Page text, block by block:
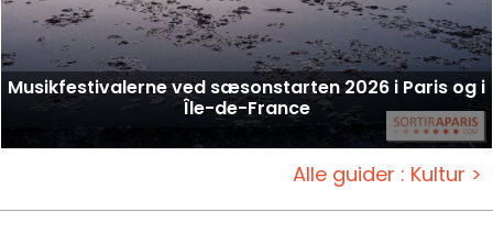
Musikfestivalerne ved sæsonstarten 2026 i Paris og i
Île-de-France
Alle guider : Kultur >